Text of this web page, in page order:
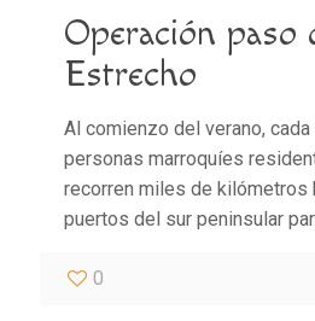
Operación paso
Estrecho
Al comienzo del verano,
personas marroquíes
recorren miles de kilómetros
puertos del sur peninsular
0